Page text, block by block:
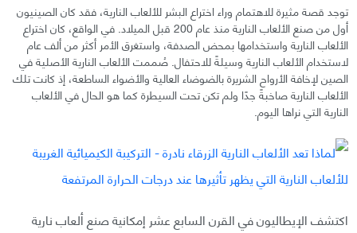
توجد قصة مثيرة للاهتمام وراء اختراع البشر للألعاب النارية، فقد كان الصينيون
أول من صنع الألعاب النارية منذ عام 200 قبل الميلاد. في الواقع، كان اختراع
الألعاب النارية واستخدامها بمحض الصدفة، واستغرق الأمر أكثر من ألف عام
لاستخدام الألعاب النارية وسيلةً للاحتفال. صُممت الألعاب النارية الأصلية في
الصين لإخافة الأرواح الشريرة بالضوضاء العالية والأضواء الساطعة، إذ كانت تلك
الألعاب النارية صاخبةً جدًا ولم تكن تحت السيطرة كما هو الحال في الألعاب
النارية التي نراها اليوم.
اكتشف الإيطاليون في القرن السابع عشر إمكانية صنع ألعاب نارية